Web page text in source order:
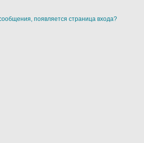
появляется страница входа?